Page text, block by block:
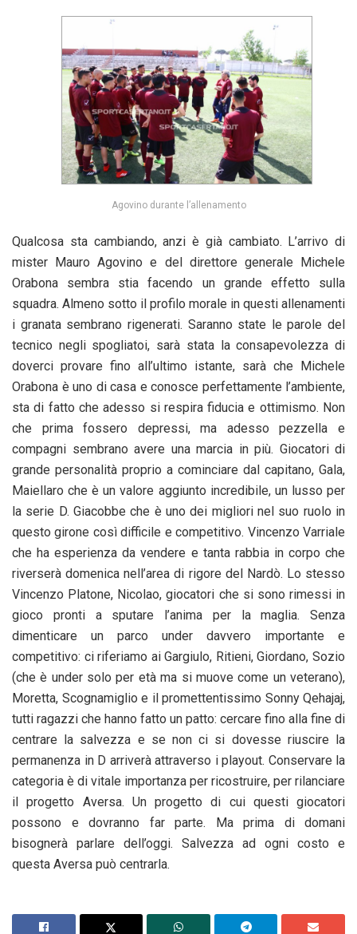
Agovino durante l’allenamento
Qualcosa sta cambiando, anzi è già cambiato. L’arrivo di
mister Mauro Agovino e del direttore generale Michele
Orabona sembra stia facendo un grande effetto sulla
squadra. Almeno sotto il profilo morale in questi allenamenti
i granata sembrano rigenerati. Saranno state le parole del
tecnico negli spogliatoi, sarà stata la consapevolezza di
doverci provare fino all’ultimo istante, sarà che Michele
Orabona è uno di casa e conosce perfettamente l’ambiente,
sta di fatto che adesso si respira fiducia e ottimismo. Non
che prima fossero depressi, ma adesso pezzella e
compagni sembrano avere una marcia in più. Giocatori di
grande personalità proprio a cominciare dal capitano, Gala,
Maiellaro che è un valore aggiunto incredibile, un lusso per
la serie D. Giacobbe che è uno dei migliori nel suo ruolo in
questo girone così difficile e competitivo. Vincenzo Varriale
che ha esperienza da vendere e tanta rabbia in corpo che
riverserà domenica nell’area di rigore del Nardò. Lo stesso
Vincenzo Platone, Nicolao, giocatori che si sono rimessi in
gioco pronti a sputare l’anima per la maglia. Senza
dimenticare un parco under davvero importante e
competitivo: ci riferiamo ai Gargiulo, Ritieni, Giordano, Sozio
(che è under solo per età ma si muove come un veterano),
Moretta, Scognamiglio e il promettentissimo Sonny Qehajaj,
tutti ragazzi che hanno fatto un patto: cercare fino alla fine di
centrare la salvezza e se non ci si dovesse riuscire la
permanenza in D arriverà attraverso i playout. Conservare la
categoria è di vitale importanza per ricostruire, per rilanciare
il progetto Aversa. Un progetto di cui questi giocatori
possono e dovranno far parte. Ma prima di domani
bisognerà parlare dell’oggi. Salvezza ad ogni costo e
questa Aversa può centrarla.